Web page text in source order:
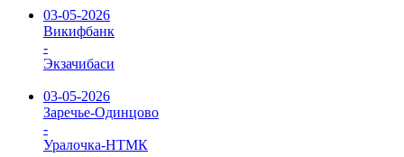
03-05-2026
Викифбанк
-
Экзачибаси
03-05-2026
Заречье-Одинцово
-
Уралочка-НТМК